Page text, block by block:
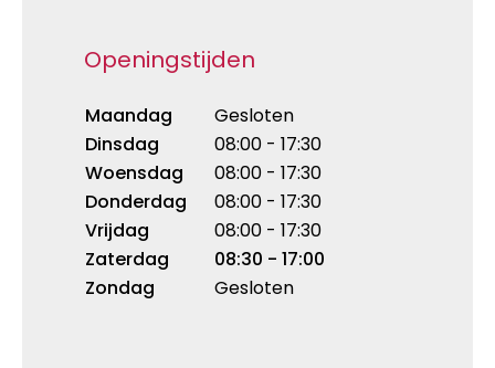
Openingstijden
Maandag
Gesloten
Dinsdag
08:00 - 17:30
Woensdag
08:00 - 17:30
Donderdag
08:00 - 17:30
Vrijdag
08:00 - 17:30
Zaterdag
08:30 - 17:00
Zondag
Gesloten